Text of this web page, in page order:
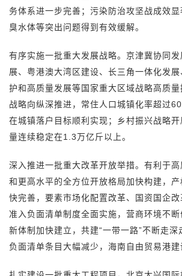
务体系进一步完善；污染防治攻坚战成效
臭水体等突出问题得到有效缓解。
有序实施一批重大发展战略。京津冀协同
展、粤港澳大湾区建设、长三角一体化发
护和高质量发展等国家重大区域战略高质
战略向纵深推进，常住人口城镇化率超过
在城镇落户目标顺利实现；乡村振兴战略
量连续稳定在1.3万亿斤以上。
深入推进一批重大改革开放举措。有利于高
和更高水平的全方位开放格局加快构建，
快完善，要素市场化配置改革、国资国企
准入负面清单制度全面实施，营商环境不
新体制加快建立，共建“一带一路”不断走深
负面清单条目大幅减少，海南自由贸易港建